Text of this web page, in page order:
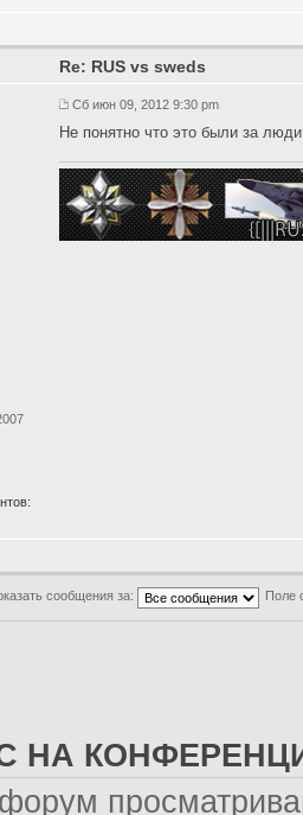
Re: RUS vs sweds
Сб июн 09, 2012 9:30 pm
Не понятно что это были за
сообщения за: Поле
НА